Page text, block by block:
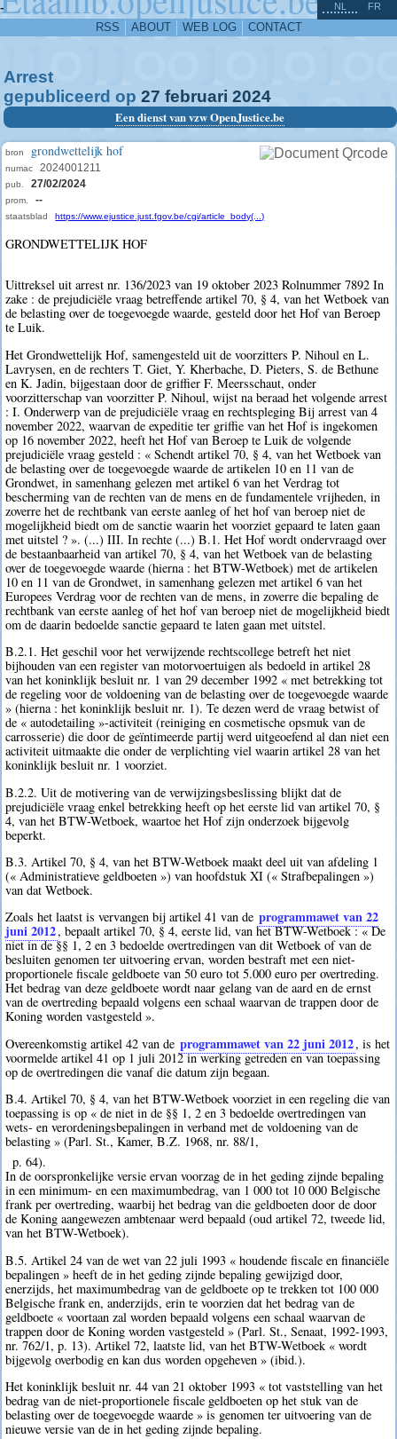
-
RSS ABOUT WEB LOG CONTACT
NL FR
Arrest
gepubliceerd op 27 februari 2024
Een dienst van vzw OpenJustice.be
bron grondwettelijk hof
numac 2024001211
pub. 27/02/2024
prom. --
staatsblad https://www.ejustice.just.fgov.be/cgi/article_body(...)
GRONDWETTELIJK HOF
Uittreksel uit arrest nr. 136/2023 van 19 oktober 2023 Rolnummer 7892 In
zake : de prejudiciële vraag betreffende artikel 70, § 4, van het Wetboek van
de belasting over de toegevoegde waarde, gesteld door het Hof van Beroep
te Luik.
Het Grondwettelijk Hof, samengesteld uit de voorzitters P. Nihoul en L.
Lavrysen, en de rechters T. Giet, Y. Kherbache, D. Pieters, S. de Bethune
en K. Jadin, bijgestaan door de griffier F. Meersschaut, onder
voorzitterschap van voorzitter P. Nihoul, wijst na beraad het volgende arrest
: I. Onderwerp van de prejudiciële vraag en rechtspleging Bij arrest van 4
november 2022, waarvan de expeditie ter griffie van het Hof is ingekomen
op 16 november 2022, heeft het Hof van Beroep te Luik de volgende
prejudiciële vraag gesteld : « Schendt artikel 70, § 4, van het Wetboek van
de belasting over de toegevoegde waarde de artikelen 10 en 11 van de
Grondwet, in samenhang gelezen met artikel 6 van het Verdrag tot
bescherming van de rechten van de mens en de fundamentele vrijheden, in
zoverre het de rechtbank van eerste aanleg of het hof van beroep niet de
mogelijkheid biedt om de sanctie waarin het voorziet gepaard te laten gaan
met uitstel ? ». (...) III. In rechte (...) B.1. Het Hof wordt ondervraagd over
de bestaanbaarheid van artikel 70, § 4, van het Wetboek van de belasting
over de toegevoegde waarde (hierna : het BTW-Wetboek) met de artikelen
10 en 11 van de Grondwet, in samenhang gelezen met artikel 6 van het
Europees Verdrag voor de rechten van de mens, in zoverre die bepaling de
rechtbank van eerste aanleg of het hof van beroep niet de mogelijkheid biedt
om de daarin bedoelde sanctie gepaard te laten gaan met uitstel.
B.2.1. Het geschil voor het verwijzende rechtscollege betreft het niet
bijhouden van een register van motorvoertuigen als bedoeld in artikel 28
van het koninklijk besluit nr. 1 van 29 december 1992 « met betrekking tot
de regeling voor de voldoening van de belasting over de toegevoegde waarde
» (hierna : het koninklijk besluit nr. 1). Te dezen werd de vraag betwist of
de « autodetailing »-activiteit (reiniging en cosmetische opsmuk van de
carrosserie) die door de geïntimeerde partij werd uitgeoefend al dan niet een
activiteit uitmaakte die onder de verplichting viel waarin artikel 28 van het
koninklijk besluit nr. 1 voorziet.
B.2.2. Uit de motivering van de verwijzingsbeslissing blijkt dat de
prejudiciële vraag enkel betrekking heeft op het eerste lid van artikel 70, §
4, van het BTW-Wetboek, waartoe het Hof zijn onderzoek bijgevolg
beperkt.
B.3. Artikel 70, § 4, van het BTW-Wetboek maakt deel uit van afdeling 1
(« Administratieve geldboeten ») van hoofdstuk XI (« Strafbepalingen »)
van dat Wetboek.
Zoals het laatst is vervangen bij artikel 41 van de programmawet van 22
juni 2012, bepaalt artikel 70, § 4, eerste lid, van het BTW-Wetboek : « De
niet in de §§ 1, 2 en 3 bedoelde overtredingen van dit Wetboek of van de
besluiten genomen ter uitvoering ervan, worden bestraft met een niet-
proportionele fiscale geldboete van 50 euro tot 5.000 euro per overtreding.
Het bedrag van deze geldboete wordt naar gelang van de aard en de ernst
van de overtreding bepaald volgens een schaal waarvan de trappen door de
Koning worden vastgesteld ».
Overeenkomstig artikel 42 van de programmawet van 22 juni 2012, is het
voormelde artikel 41 op 1 juli 2012 in werking getreden en van toepassing
op de overtredingen die vanaf die datum zijn begaan.
B.4. Artikel 70, § 4, van het BTW-Wetboek voorziet in een regeling die van
toepassing is op « de niet in de §§ 1, 2 en 3 bedoelde overtredingen van
wets- en verordeningsbepalingen in verband met de voldoening van de
belasting » (Parl. St., Kamer, B.Z. 1968, nr. 88/1,
p. 64).
In de oorspronkelijke versie ervan voorzag de in het geding zijnde bepaling
in een minimum- en een maximumbedrag, van 1 000 tot 10 000 Belgische
frank per overtreding, waarbij het bedrag van die geldboeten door de door
de Koning aangewezen ambtenaar werd bepaald (oud artikel 72, tweede lid,
van het BTW-Wetboek).
B.5. Artikel 24 van de wet van 22 juli 1993 « houdende fiscale en financiële
bepalingen » heeft de in het geding zijnde bepaling gewijzigd door,
enerzijds, het maximumbedrag van de geldboete op te trekken tot 100 000
Belgische frank en, anderzijds, erin te voorzien dat het bedrag van de
geldboete « voortaan zal worden bepaald volgens een schaal waarvan de
trappen door de Koning worden vastgesteld » (Parl. St., Senaat, 1992-1993,
nr. 762/1, p. 13). Artikel 72, laatste lid, van het BTW-Wetboek « wordt
bijgevolg overbodig en kan dus worden opgeheven » (ibid.).
Het koninklijk besluit nr. 44 van 21 oktober 1993 « tot vaststelling van het
bedrag van de niet-proportionele fiscale geldboeten op het stuk van de
belasting over de toegevoegde waarde » is genomen ter uitvoering van de
nieuwe versie van de in het geding zijnde bepaling.
^